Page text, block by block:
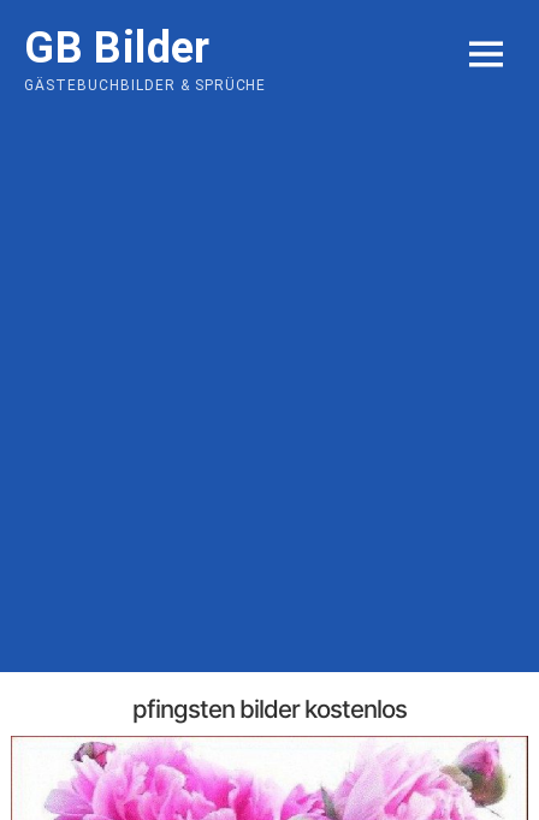
content
GB Bilder
GÄSTEBUCHBILDER & SPRÜCHE
MENU
pfingsten bilder kostenlos